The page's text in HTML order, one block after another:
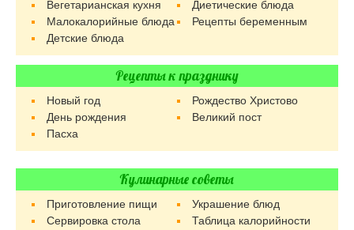
Вегетарианская кухня
Диетические блюда
Малокалорийные блюда
Рецепты беременным
Детские блюда
Рецепты к празднику
Новый год
Рождество Христово
День рождения
Великий пост
Пасха
Кулинарные советы
Приготовление пищи
Украшение блюд
Сервировка стола
Таблица калорийности